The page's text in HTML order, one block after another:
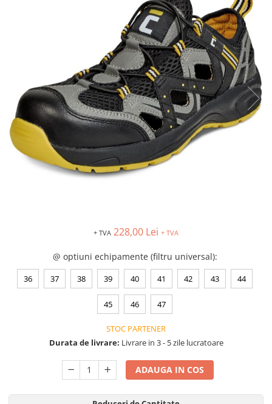
Pelerine | Jachete Impermeabile
Imbracaminte TERMOIZOLANTĂ
Jachete Termoizolante
Pantaloni Termoizolanti
Costume | Combinezoane
Termoizolante
Veste Termoizolante
Îmbrăcăminte REFLECTORIZANTĂ
Combinezoane Reflectorizante (HI-
Veste reflectorizante (HI-VIS)
Tricouri si bluze reflectorizante (HI-
Fesuri, capisoane si sepci
reflectorizante (HI-VIS)
Accesorii reflectorizante (HI-VIS)
Îmbrăcăminte ANTICHIMICĂ |
MULTIRISC
+ TVA 228,00 Lei + TVA
@ optiuni echipamente (filtru universal):
36 37 38 39 40 41 42 43 44
45 46 47
STOC PARTENER
Durata de livrare: Livrare in 3 - 5 zile lucratoare
ADAUGA IN COS